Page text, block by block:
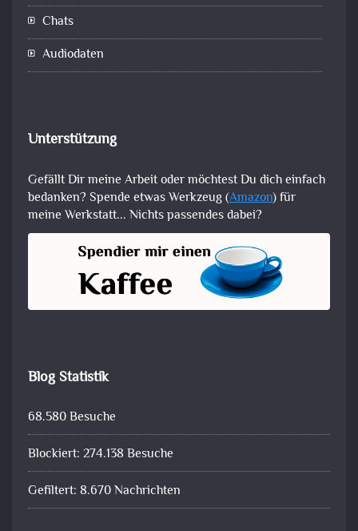
Chats
Audiodaten
Unterstützung
Gefällt Dir meine Arbeit oder möchtest Du dich einfach
bedanken? Spende etwas Werkzeug (Amazon) für
meine Werkstatt... Nichts passendes dabei?
Blog Statistik
68.580 Besuche
Blockiert: 274.138 Besuche
Gefiltert: 8.670 Nachrichten